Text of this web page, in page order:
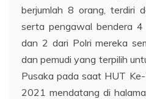
berjumlah 8 orang, terdiri
serta pengawal bendera
dan 2 dari Polri mereka
dan pemudi yang terpilih
Pusaka pada saat HUT
2021 mendatang di